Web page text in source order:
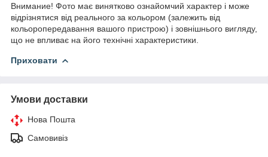
Внимание! Фото має винятково ознайомчий характер і може
відрізнятися від реального за кольором (залежить від
кольоропередавання вашого пристрою) і зовнішнього вигляду,
що не впливає на його технічні характеристики.
Приховати
Умови доставки
Нова Пошта
Самовивіз